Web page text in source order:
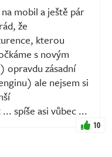
mobil a ještě pár
že
kterou
s novým
opravdu zásadní
ale nejsem si
spíše asi vůbec ...
10